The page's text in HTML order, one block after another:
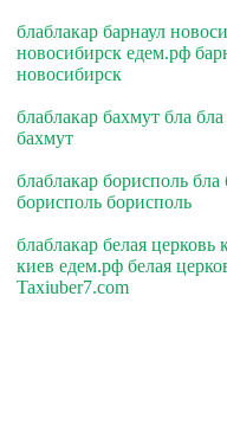
блаблакар барнаул
новосибирск едем.рф
новосибирск
блаблакар бахмут бла
бахмут
блаблакар борисполь
борисполь борисполь
блаблакар белая церковь
киев едем.рф белая
Taxiuber7.com